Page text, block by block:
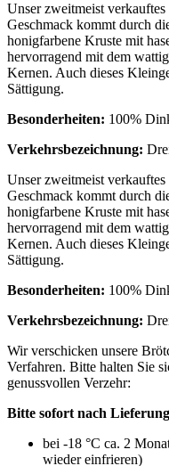
Unser zweitmeist
Geschmack kommt durch
honigfarbene Kruste mit
hervorragend mit dem
Kernen. Auch dieses
Sättigung.
Besonderheiten: 100%
Verkehrsbezeichnung:
Unser zweitmeist
Geschmack kommt durch
honigfarbene Kruste mit
hervorragend mit dem
Kernen. Auch dieses
Sättigung.
Besonderheiten: 100%
Verkehrsbezeichnung:
Wir verschicken unsere
Verfahren. Bitte halten Sie
genussvollen Verzehr:
Bitte sofort nach Lieferung
bei -18 °C ca. 2
wieder einfrieren)